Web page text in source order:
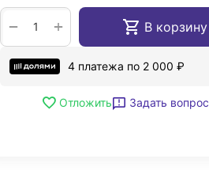
+
− В корзину
4 платежа по 2 000 ₽
Отложить Задать вопрос